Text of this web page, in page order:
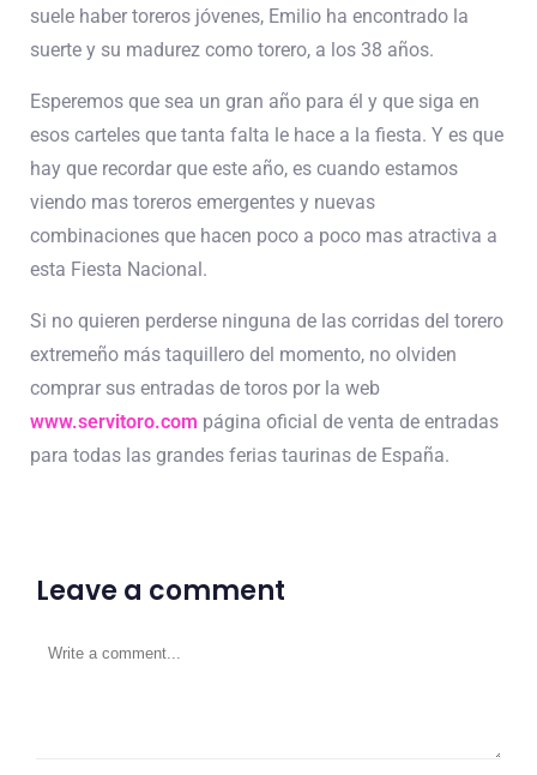
suele haber toreros jóvenes, Emilio ha encontrado la
suerte y su madurez como torero, a los 38 años.
Esperemos que sea un gran año para él y que siga en
esos carteles que tanta falta le hace a la fiesta. Y es que
hay que recordar que este año, es cuando estamos
viendo mas toreros emergentes y nuevas
combinaciones que hacen poco a poco mas atractiva a
esta Fiesta Nacional.
Si no quieren perderse ninguna de las corridas del torero
extremeño más taquillero del momento, no olviden
comprar sus entradas de toros por la web
www.servitoro.com página oficial de venta de entradas
para todas las grandes ferias taurinas de España.
Leave a comment